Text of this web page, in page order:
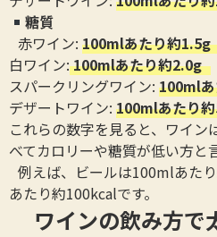
糖質
赤ワイン: 100mlあたり約
白ワイン:100mlあたり約2.0g
スパークリングワイン: 100ml
デザートワイン: 100mlあた
これらの数字を見ると、ワイン
べてカロリーや糖質が低い方と
例えば、ビールは100mlあた
あたり約100kcalです。
ワインの飲み方で